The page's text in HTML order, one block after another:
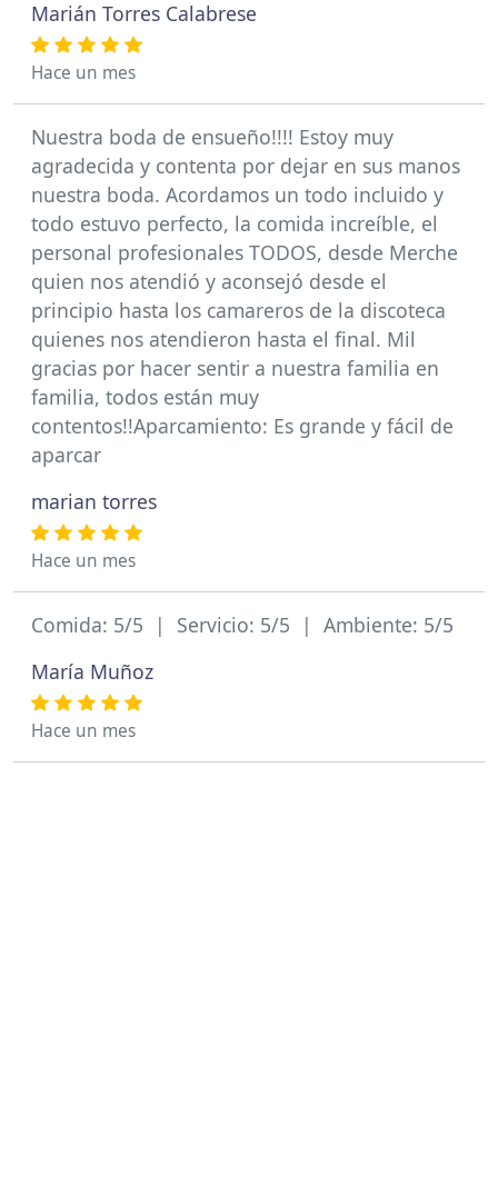
Marián Torres Calabrese
Hace un mes
Nuestra boda de ensueño!!!! Estoy muy
agradecida y contenta por dejar en sus manos
nuestra boda. Acordamos un todo incluido y
todo estuvo perfecto, la comida increíble, el
personal profesionales TODOS, desde Merche
quien nos atendió y aconsejó desde el
principio hasta los camareros de la discoteca
quienes nos atendieron hasta el final. Mil
gracias por hacer sentir a nuestra familia en
familia, todos están muy
contentos!!Aparcamiento: Es grande y fácil de
aparcar
marian torres
Hace un mes
Comida: 5/5 | Servicio: 5/5 | Ambiente: 5/5
María Muñoz
Hace un mes